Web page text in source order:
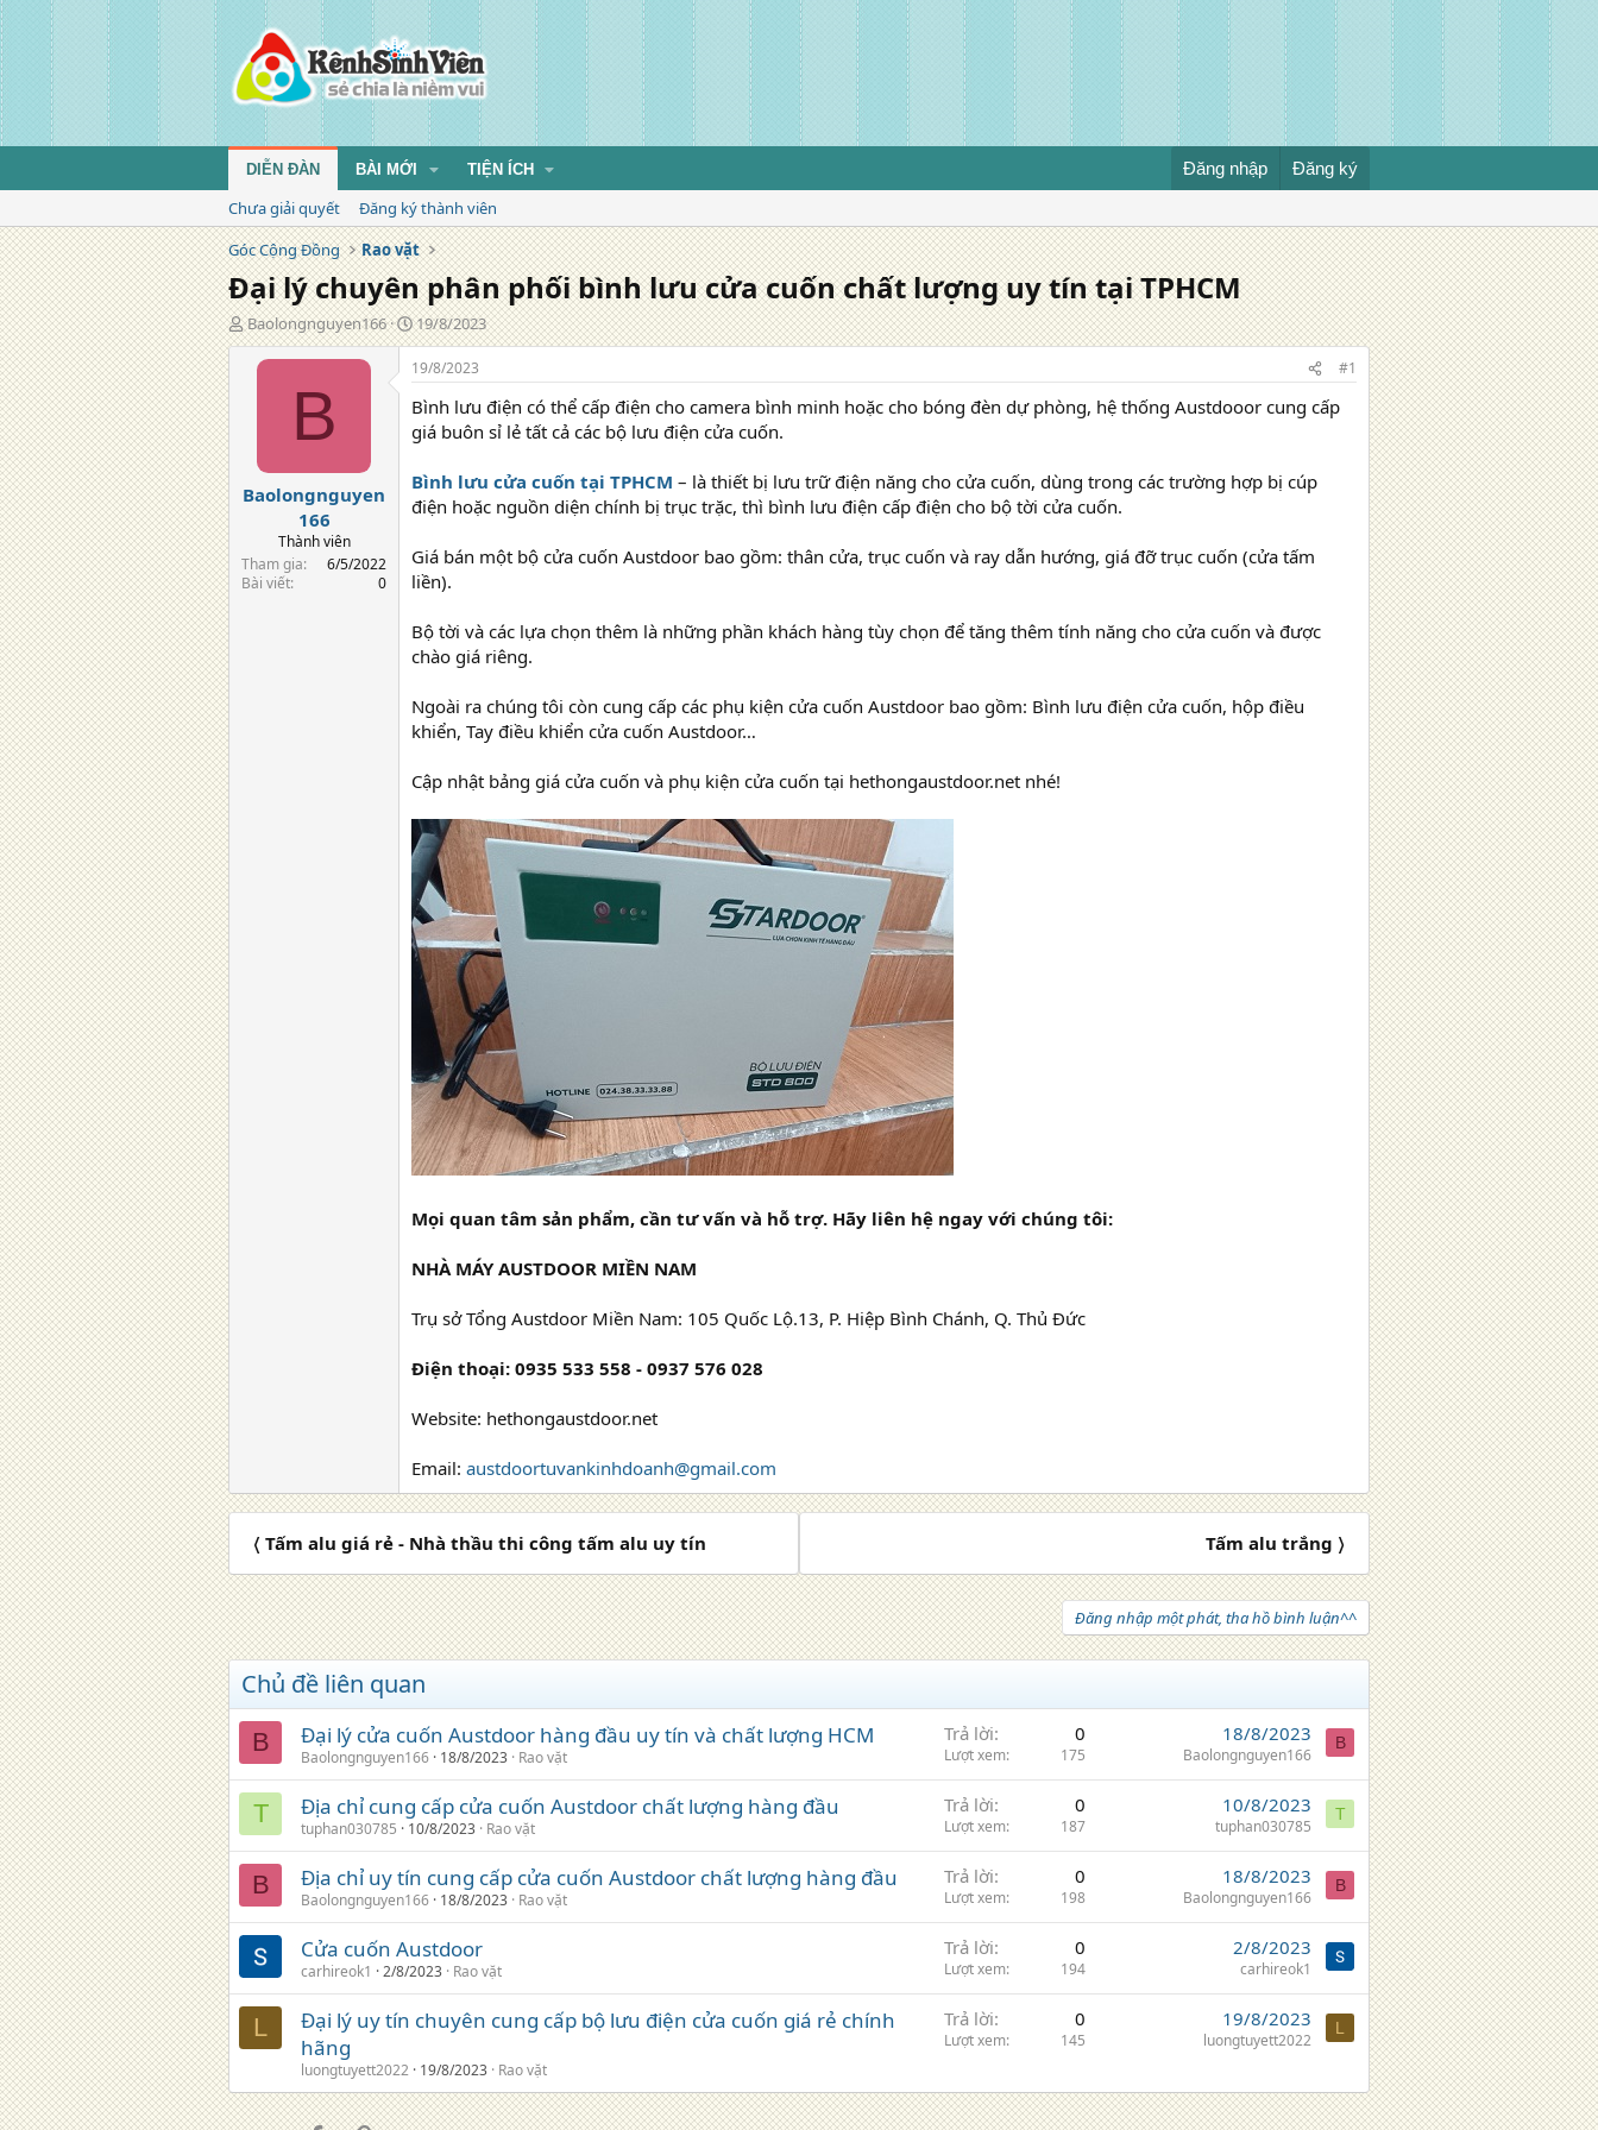
DIỄN ĐÀN BÀI MỚI TIỆN ÍCH Đăng nhập Đăng ký
Chưa giải quyết
Đăng ký thành viên
Góc Cộng Đồng
Rao vặt
Đại lý chuyên phân phối bình lưu cửa cuốn chất lượng uy tín tại TPHCM
T
á
Baolongnguyen166
N
g
à
y
đ
ă
n
g
19/8/2023
B
Baolongnguyen
166
Thành viên
Tham gia
6/5/2022
Bài viết
0
19/8/2023 #1
Bình lưu điện có thể cấp điện cho camera bình minh hoặc cho bóng đèn dự phòng, hệ thống Austdooor cung cấp
giá buôn sỉ lẻ tất cả các bộ lưu điện cửa cuốn.
Bình lưu cửa cuốn tại TPHCM – là thiết bị lưu trữ điện năng cho cửa cuốn, dùng trong các trường hợp bị cúp
điện hoặc nguồn diện chính bị trục trặc, thì bình lưu điện cấp điện cho bộ tời cửa cuốn.
Giá bán một bộ cửa cuốn Austdoor bao gồm: thân cửa, trục cuốn và ray dẫn hướng, giá đỡ trục cuốn (cửa tấm
liền).
Bộ tời và các lựa chọn thêm là những phần khách hàng tùy chọn để tăng thêm tính năng cho cửa cuốn và được
chào giá riêng.
Ngoài ra chúng tôi còn cung cấp các phụ kiện cửa cuốn Austdoor bao gồm: Bình lưu điện cửa cuốn, hộp điều
khiển, Tay điều khiển cửa cuốn Austdoor…
Cập nhật bảng giá cửa cuốn và phụ kiện cửa cuốn tại hethongaustdoor.net nhé!
Mọi quan tâm sản phẩm, cần tư vấn và hỗ trợ. Hãy liên hệ ngay với chúng tôi:
NHÀ MÁY AUSTDOOR MIỀN NAM
Trụ sở Tổng Austdoor Miền Nam: 105 Quốc Lộ.13, P. Hiệp Bình Chánh, Q. Thủ Đức
Điện thoại: 0935 533 558 - 0937 576 028
Website: hethongaustdoor.net
Email: austdoortuvankinhdoanh@gmail.com
〈 Tấm alu giá rẻ - Nhà thầu thi công tấm alu uy tín Tấm alu trắng 〉
Đăng nhập một phát, tha hồ bình luận^^
Chủ đề liên quan
B Đại lý cửa cuốn Austdoor hàng đầu uy tín và chất lượng HCM
Baolongnguyen166 18/8/2023 Rao vặt
Trả lời 0
Lượt xem 175
18/8/2023
Baolongnguyen166
B
T Địa chỉ cung cấp cửa cuốn Austdoor chất lượng hàng đầu
tuphan030785 10/8/2023 Rao vặt
Trả lời 0
Lượt xem 187
10/8/2023
tuphan030785
T
B Địa chỉ uy tín cung cấp cửa cuốn Austdoor chất lượng hàng đầu
Baolongnguyen166 18/8/2023 Rao vặt
Trả lời 0
Lượt xem 198
18/8/2023
Baolongnguyen166
B
Cửa cuốn Austdoor
carhireok1 2/8/2023 Rao vặt
Trả lời 0
Lượt xem 194
2/8/2023
carhireok1
L
Đại lý uy tín chuyên cung cấp bộ lưu điện cửa cuốn giá rẻ chính
hãng
luongtuyett2022 19/8/2023 Rao vặt
Trả lời 0
Lượt xem 145
19/8/2023
luongtuyett2022
L